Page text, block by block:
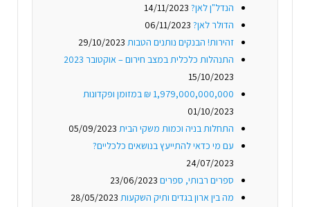
הנדל"ן לאן? 14/11/2023
הדולר לאן? 06/11/2023
זהירות! הבנקים נותנים הטבות 29/10/2023
התנהלות כלכלית במצב חירום – אוקטובר 2023
15/10/2023
1,979,000,000,000 ₪ במזומן ופקדונות
01/10/2023
התחלות בניה וכמות משקי הבית 05/09/2023
עם מי כדאי להתייעץ בנושאים כלכליים?
24/07/2023
ספרים רבותי, ספרים 23/06/2023
מה בין ארון בגדים ותיק השקעות 28/05/2023